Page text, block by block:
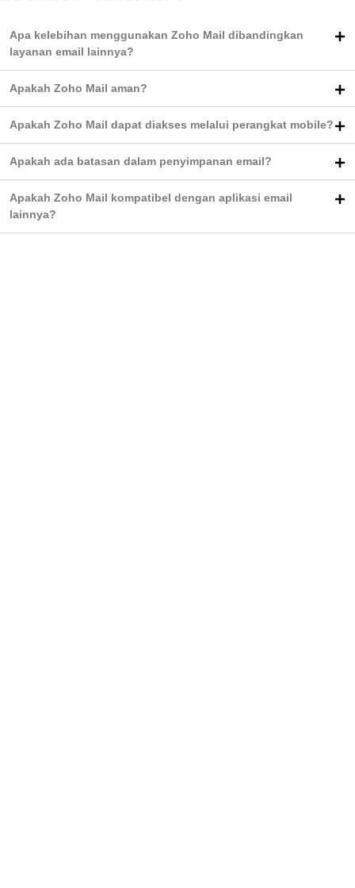
Apa kelebihan menggunakan Zoho Mail dibandingkan
layanan email lainnya?
Apakah Zoho Mail aman?
Apakah Zoho Mail dapat diakses melalui perangkat mobile?
Apakah ada batasan dalam penyimpanan email?
Apakah Zoho Mail kompatibel dengan aplikasi email
lainnya?